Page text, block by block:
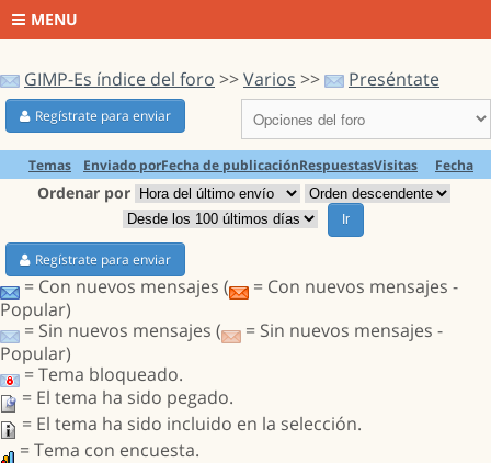
MENU
GIMP-Es índice del foro >>Varios >> Preséntate
Regístrate para enviar
Temas Enviado porFecha de publicaciónRespuestasVisitas Fecha
Ordenar por
Ir
Regístrate para enviar
= Con nuevos mensajes (
= Con nuevos mensajes -
Popular)
= Sin nuevos mensajes (
= Sin nuevos mensajes -
Popular)
= Tema bloqueado.
= El tema ha sido pegado.
= El tema ha sido incluido en la selección.
= Tema con encuesta.